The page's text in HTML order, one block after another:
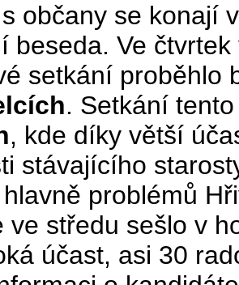
občany se konají
beseda. Ve
setkání proběhlo
. Setkání
, kde díky větší
stávajícího
problémů
ve středu sešlo v
účast, asi 30